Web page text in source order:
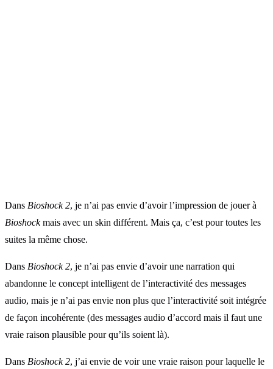
Dans Bioshock 2, je n’ai pas envie d’avoir l’impression de jouer à
Bioshockmais avec un skin différent. Mais ça, c’est pour toutes les
suites la même chose.
Dans Bioshock 2, je n’ai pas envie d’avoir une narration qui
abandonne le concept intelligent de l’interactivité des messages
audio, mais je n’ai pas envie non plus que l’interactivité soit intégrée
de façon incohérente (des messages audio d’accord mais il faut une
vraie raison plausible pour qu’ils soient là).
Dans Bioshock 2, j’ai envie de voir une vraie raison pour laquelle le